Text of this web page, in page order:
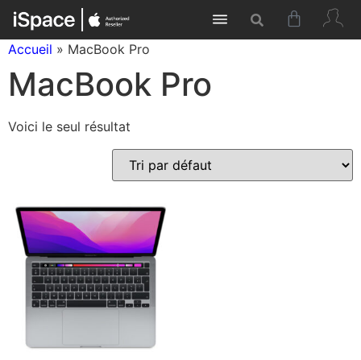
Accueil » MacBook Pro
MacBook Pro
Voici le seul résultat